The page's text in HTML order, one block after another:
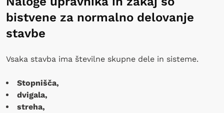
bistvene za normalno delovanje
stavbe
Vsaka stavba ima številne skupne dele in sisteme.
Stopnišča,
dvigala,
streha,